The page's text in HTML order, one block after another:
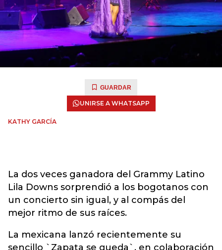
GUARDAR
UNIRSE A WHATSAPP
KATHY GARCÍA
La dos veces ganadora del Grammy Latino
Lila Downs sorprendió a los bogotanos con
un concierto sin igual, y al compás del
mejor ritmo de sus raíces.
La mexicana lanzó recientemente su
sencillo `Zapata se queda`, en colaboración